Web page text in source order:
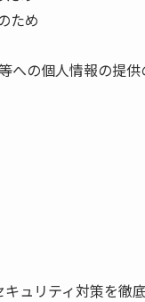
ため
への個人情報の提供
ュリティ対策を徹